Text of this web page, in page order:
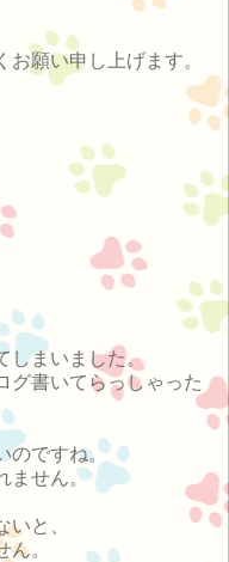
願い申し上げます。
しまいました。
グ書いてらっしゃった
のですね。
ません。
と、
。